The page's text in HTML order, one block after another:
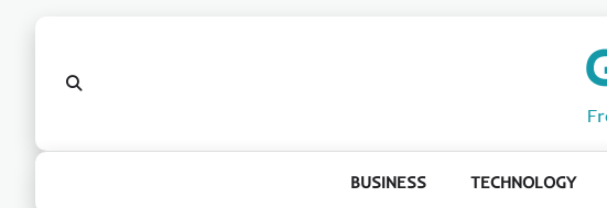
BUSINESS TECHNOLOGY